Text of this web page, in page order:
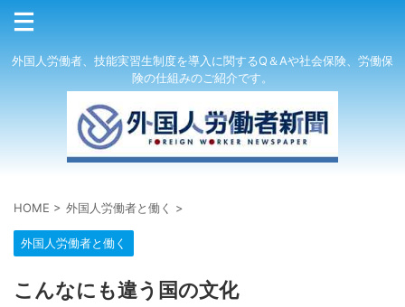
外国人労働者、技能実習生制度を導入に関するQ＆Aや社会保険、労働保
険の仕組みのご紹介です。
HOME > 外国人労働者と働く >
外国人労働者と働く
こんなにも違う国の文化